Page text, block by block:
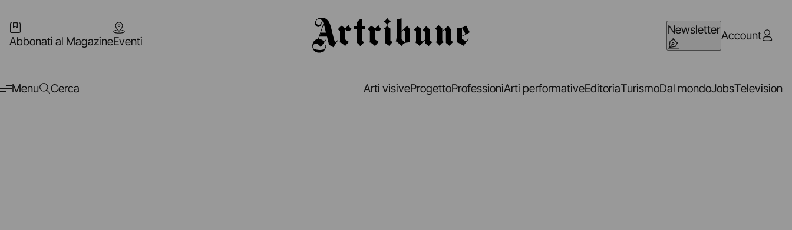
Abbonati al MagazineEventi
NewsletterAccount
Menu Cerca Arti visiveProgettoProfessioniArti performativeEditoriaTurismoDal mondoJobsTelevision